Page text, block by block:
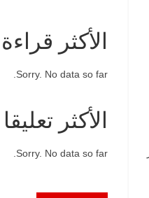
الأكثر قراءة
Sorry. No data so far.
الأكثر تعليقا
Sorry. No data so far.